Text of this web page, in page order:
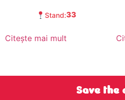
Stand:33
Citește mai mult
Save the